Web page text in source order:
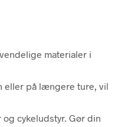
materialer i
eller på længere ture, vil
cykeludstyr. Gør din